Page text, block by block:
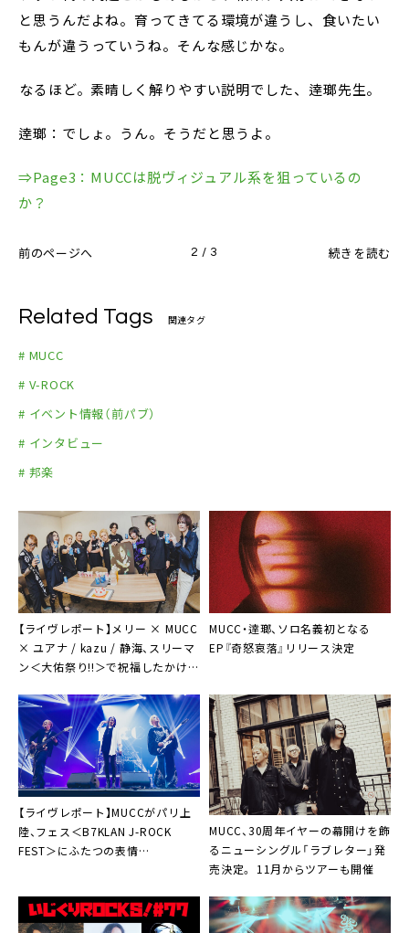
と思うんだよね。育ってきてる環境が違うし、食いたい
もんが違うっていうね。そんな感じかな。
――なるほど。素晴しく解りやすい説明でした、逹瑯先生。
逹瑯：でしょ。うん。そうだと思うよ。
⇒Page3：MUCCは脱ヴィジュアル系を狙っているの
か？
前のページへ 2 / 3 続きを読む
Related Tags 関連タグ
# MUCC
# V-ROCK
# イベント情報（前パブ）
# インタビュー
# 邦楽
【ライヴレポート】メリー × MUCC
× ユアナ / kazu / 静海、スリーマ
ン＜大佑祭り!!＞で祝福したかけが
MUCC・逹瑯、ソロ名義初となる
EP『奇怒哀落』リリース決定
【ライヴレポート】MUCCがパリ上
陸、フェス＜B7KLAN J-ROCK
FEST＞にふたつの表情
MUCC、30周年イヤーの幕開けを飾
るニューシングル「ラブレター」発
売決定。 11月からツアーも開催